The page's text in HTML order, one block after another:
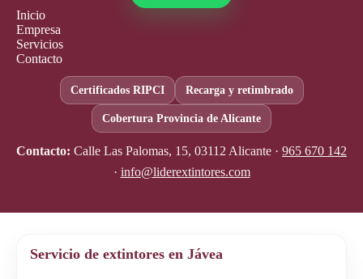
Inicio
Empresa
Servicios
Contacto
Certificados RIPCI Recarga y retimbrado
Cobertura Provincia de Alicante
Contacto: Calle Las Palomas, 15, 03112 Alicante · 965 670 142
· info@liderextintores.com
Servicio de extintores en Jávea